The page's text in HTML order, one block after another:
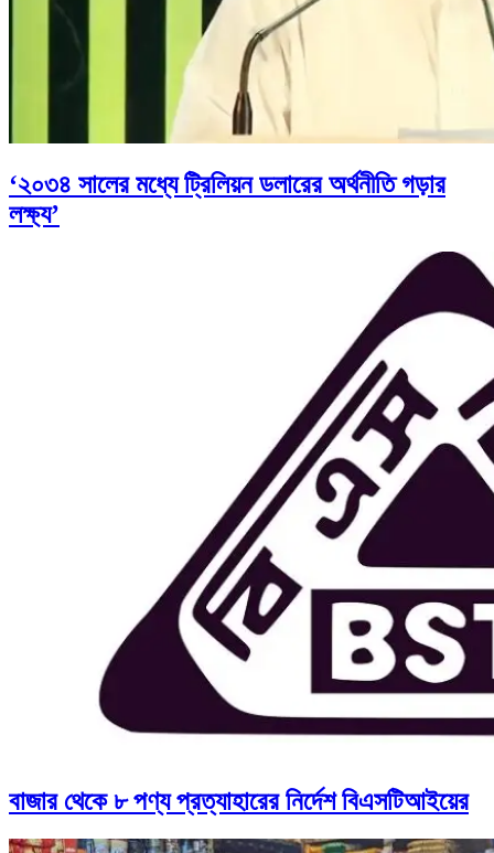
‘২০৩৪ সালের মধ্যে ট্রিলিয়ন ডলারের অর্থনীতি গড়ার
লক্ষ্য’
বাজার থেকে ৮ পণ্য প্রত্যাহারের নির্দেশ বিএসটিআইয়ের